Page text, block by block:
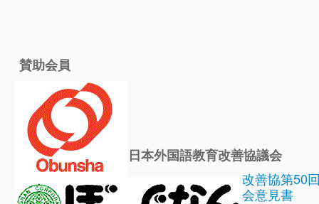
賛助会員
日本外国語教育改善協議会
改善協第50
会意見書